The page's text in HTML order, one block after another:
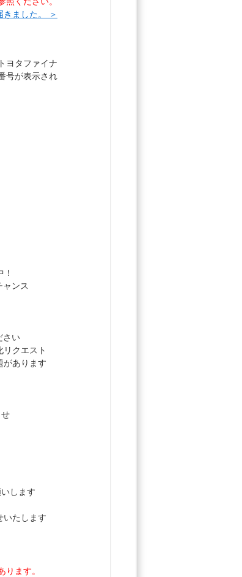
きました。 ＞
ヨタファイナ
号が表示され
ャンス
さい
リクエスト
があります
します
いたします
ます。